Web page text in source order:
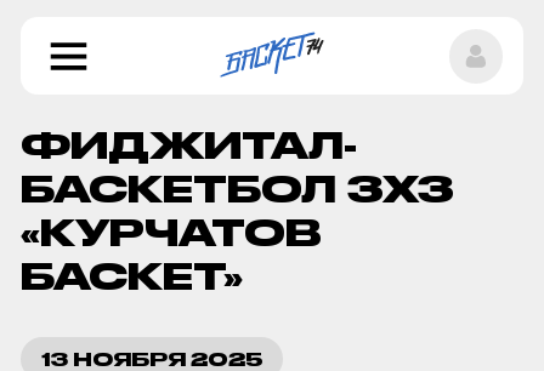
ФИДЖИТАЛ-
БАСКЕТБОЛ 3Х3
«КУРЧАТОВ
БАСКЕТ»
13 НОЯБРЯ 2025